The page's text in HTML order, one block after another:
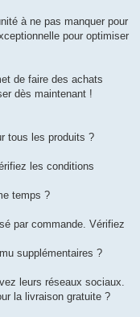
à ne pas manquer pour
pour optimiser
de faire des achats
dès maintenant !
tous les produits ?
les conditions
temps ?
par commande. Vérifiez
supplémentaires ?
leurs réseaux sociaux.
la livraison gratuite ?